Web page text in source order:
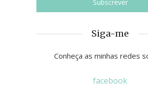
Siga-me
Conheça as minhas redes
facebook